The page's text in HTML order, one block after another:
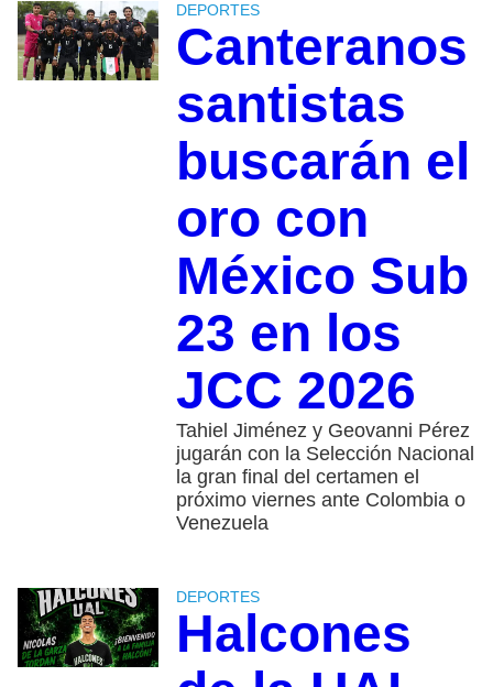
DEPORTES
Canteranos
santistas
buscarán el
oro con
México Sub
23 en los
JCC 2026
Tahiel Jiménez y Geovanni Pérez
jugarán con la Selección Nacional
la gran final del certamen el
próximo viernes ante Colombia o
Venezuela
DEPORTES
Halcones